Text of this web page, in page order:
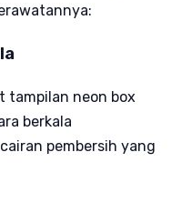
tampilan neon box
berkala
pembersih yang